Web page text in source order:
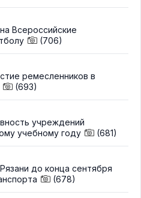
Всероссийские
(706)
ремесленников в
(693)
учреждений
учебному году
(681)
до конца сентября
(678)